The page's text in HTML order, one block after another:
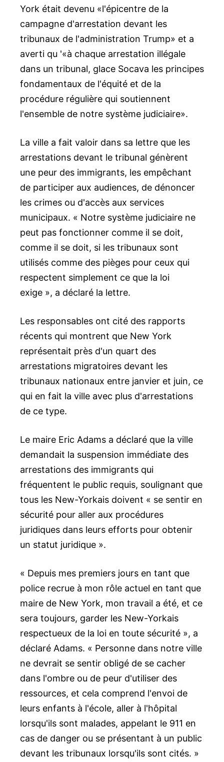
York était devenu «l'épicentre de la
campagne d'arrestation devant les
tribunaux de l'administration Trump» et a
averti qu '«à chaque arrestation illégale
dans un tribunal, glace Socava les principes
fondamentaux de l'équité et de la
procédure régulière qui soutiennent
l'ensemble de notre système judiciaire».
La ville a fait valoir dans sa lettre que les
arrestations devant le tribunal génèrent
une peur des immigrants, les empêchant
de participer aux audiences, de dénoncer
les crimes ou d'accès aux services
municipaux. « Notre système judiciaire ne
peut pas fonctionner comme il se doit,
comme il se doit, si les tribunaux sont
utilisés comme des pièges pour ceux qui
respectent simplement ce que la loi
exige », a déclaré la lettre.
Les responsables ont cité des rapports
récents qui montrent que New York
représentait près d'un quart des
arrestations migratoires devant les
tribunaux nationaux entre janvier et juin, ce
qui en fait la ville avec plus d'arrestations
de ce type.
Le maire Eric Adams a déclaré que la ville
demandait la suspension immédiate des
arrestations des immigrants qui
fréquentent le public requis, soulignant que
tous les New-Yorkais doivent « se sentir en
sécurité pour aller aux procédures
juridiques dans leurs efforts pour obtenir
un statut juridique ».
« Depuis mes premiers jours en tant que
police recrue à mon rôle actuel en tant que
maire de New York, mon travail a été, et ce
sera toujours, garder les New-Yorkais
respectueux de la loi en toute sécurité », a
déclaré Adams. « Personne dans notre ville
ne devrait se sentir obligé de se cacher
dans l'ombre ou de peur d'utiliser des
ressources, et cela comprend l'envoi de
leurs enfants à l'école, aller à l'hôpital
lorsqu'ils sont malades, appelant le 911 en
cas de danger ou se présentant à un public
devant les tribunaux lorsqu'ils sont cités. »